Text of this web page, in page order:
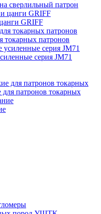
сверлильный патрон
GRIFF
токарных патронов
серия JM71
патронов токарных